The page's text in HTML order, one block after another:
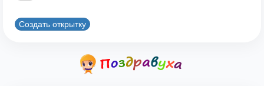
Создать открытку